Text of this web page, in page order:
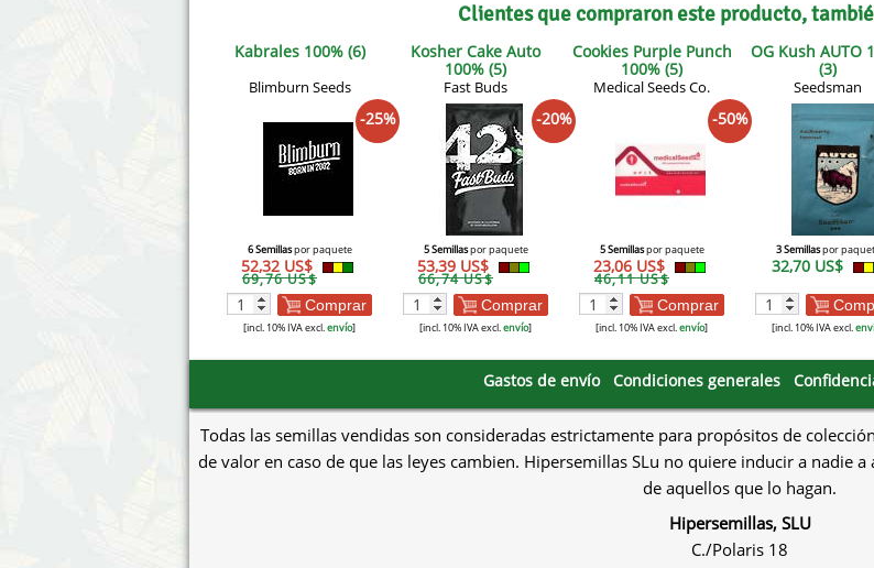
Clientes que compraron este producto,
Kabrales 100% (6)
Blimburn Seeds
-25%
6 Semillaspor paquete
52,32 US$
69,76 US$
Comprar
[incl. 10% IVA excl.envío]
Kosher Cake Auto
100% (5)
Fast Buds
-20%
5 Semillaspor paquete
53,39 US$
66,74 US$
Comprar
[incl. 10% IVA excl.envío]
Cookies Purple Punch
100% (5)
Medical Seeds Co.
-50%
5 Semillaspor paquete
23,06 US$
46,11 US$
Comprar
[incl. 10% IVA excl.envío]
OG Kush AUTO
(3)
Seedsman
3 Semillaspor
32,70 US$
[incl. 10% IVA excl.
Gastos de envío Condiciones generales
Todas las semillas vendidas son consideradas estrictamente para propósitos de
de valor en caso de que las leyes cambien. Hipersemillas SLu no quiere inducir a nadie
de aquellos que lo hagan.
Hipersemillas, SLU
C./Polaris 18